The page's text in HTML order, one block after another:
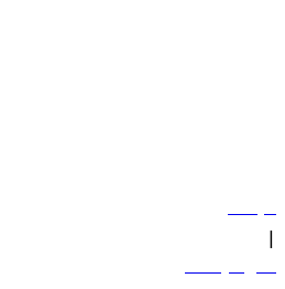
سياساتنا
|
الشروط والأحكام